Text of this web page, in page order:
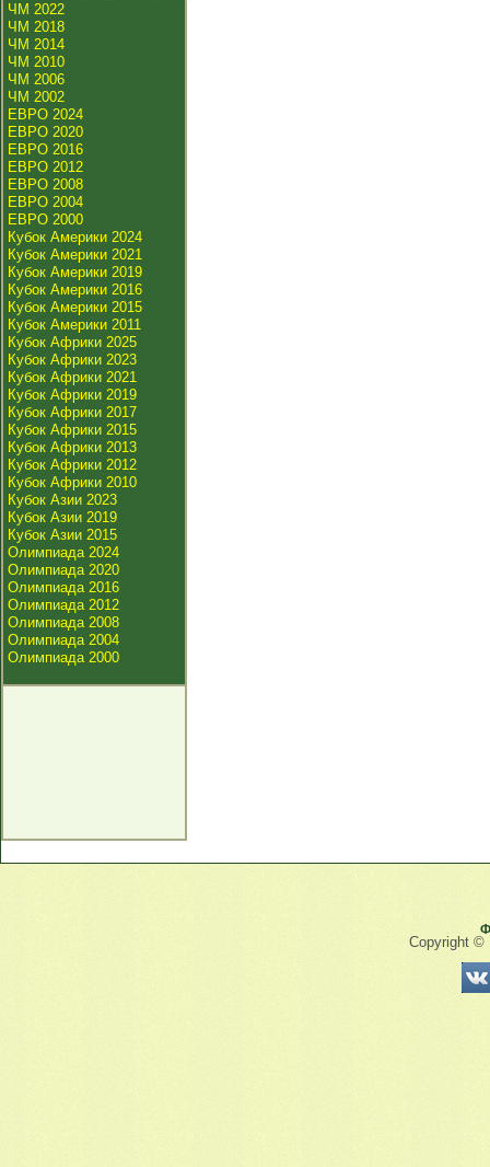
ЧМ 2022
ЧМ 2018
ЧМ 2014
ЧМ 2010
ЧМ 2006
ЧМ 2002
ЕВРО 2024
ЕВРО 2020
ЕВРО 2016
ЕВРО 2012
ЕВРО 2008
ЕВРО 2004
ЕВРО 2000
Кубок Америки 2024
Кубок Америки 2021
Кубок Америки 2019
Кубок Америки 2016
Кубок Америки 2015
Кубок Америки 2011
Кубок Африки 2025
Кубок Африки 2023
Кубок Африки 2021
Кубок Африки 2019
Кубок Африки 2017
Кубок Африки 2015
Кубок Африки 2013
Кубок Африки 2012
Кубок Африки 2010
Кубок Азии 2023
Кубок Азии 2019
Кубок Азии 2015
Олимпиада 2024
Олимпиада 2020
Олимпиада 2016
Олимпиада 2012
Олимпиада 2008
Олимпиада 2004
Олимпиада 2000
Copyright ©